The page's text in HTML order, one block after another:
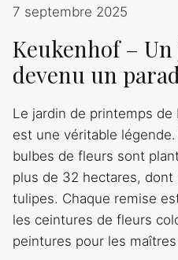
7 septembre 2025
Keukenhof –
devenu un
Le jardin de printemps de
est une véritable
bulbes de fleurs sont
plus de 32 hectares,
tulipes. Chaque remise
les ceintures de fleurs
peintures pour les